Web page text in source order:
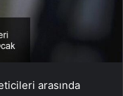
arasında